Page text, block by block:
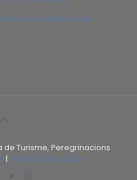
della nuova
de Turisme, Peregrinacions
| Protecció de dades